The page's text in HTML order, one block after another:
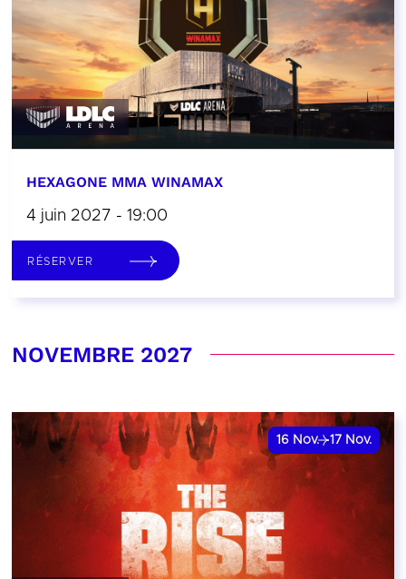
HEXAGONE MMA WINAMAX
4 juin 2027 - 19:00
RÉSERVER
NOVEMBRE 2027
16 Nov. 17 Nov.